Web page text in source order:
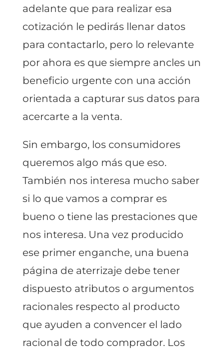
adelante que para realizar esa
cotización le pedirás llenar datos
para contactarlo, pero lo relevante
por ahora es que siempre ancles un
beneficio urgente con una acción
orientada a capturar sus datos para
acercarte a la venta.
Sin embargo, los consumidores
queremos algo más que eso.
También nos interesa mucho saber
si lo que vamos a comprar es
bueno o tiene las prestaciones que
nos interesa. Una vez producido
ese primer enganche, una buena
página de aterrizaje debe tener
dispuesto atributos o argumentos
racionales respecto al producto
que ayuden a convencer el lado
racional de todo comprador. Los